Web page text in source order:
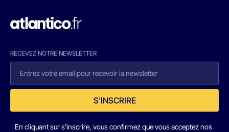
RECEVEZ NOTRE NEWSLETTER
S'INSCRIRE
En cliquant sur s'inscrire, vous confirmez que vous acceptez nos